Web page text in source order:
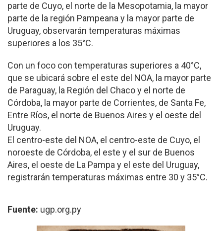
parte de Cuyo, el norte de la Mesopotamia, la mayor
parte de la región Pampeana y la mayor parte de
Uruguay, observarán temperaturas máximas
superiores a los 35°C.
Con un foco con temperaturas superiores a 40°C,
que se ubicará sobre el este del NOA, la mayor parte
de Paraguay, la Región del Chaco y el norte de
Córdoba, la mayor parte de Corrientes, de Santa Fe,
Entre Ríos, el norte de Buenos Aires y el oeste del
Uruguay.
El centro-este del NOA, el centro-este de Cuyo, el
noroeste de Córdoba, el este y el sur de Buenos
Aires, el oeste de La Pampa y el este del Uruguay,
registrarán temperaturas máximas entre 30 y 35°C.
Fuente: ugp.org.py